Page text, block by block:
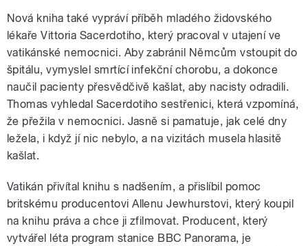
Nová kniha také vypráví příběh mladého židovského
lékaře Vittoria Sacerdotiho, který pracoval v utajení ve
vatikánské nemocnici. Aby zabránil Němcům vstoupit do
špitálu, vymyslel smrtící infekční chorobu, a dokonce
naučil pacienty přesvědčivě kašlat, aby nacisty odradili.
Thomas vyhledal Sacerdotiho sestřenici, která vzpomíná,
že přežila v nemocnici. Jasně si pamatuje, jak celé dny
ležela, i když jí nic nebylo, a na vizitách musela hlasitě
kašlat.
Vatikán přivítal knihu s nadšením, a přislíbil pomoc
britskému producentovi Allenu Jewhurstovi, který koupil
na knihu práva a chce ji zfilmovat. Producent, který
vytvářel léta program stanice BBC Panorama, je